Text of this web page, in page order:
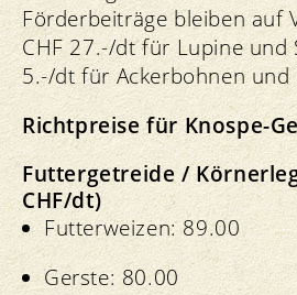
Förderbeiträge bleiben auf
CHF 27.-/dt für Lupine und
5.-/dt für Ackerbohnen und
Richtpreise für Knospe-
Futtergetreide /
CHF/dt)
Futterweizen: 89.00
Gerste: 80.00